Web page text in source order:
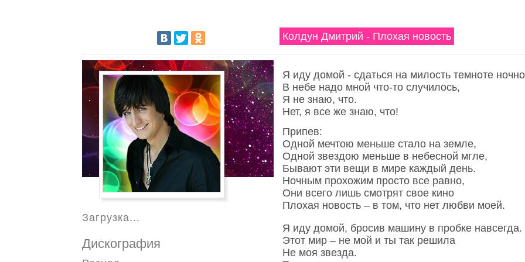
Колдун Дмитрий - Плохая новость
Я иду домой - сдаться на милость темноте
В небе надо мной что-то случилось,
Я не знаю, что.
Нет, я все же знаю, что!
Припев:
Одной мечтою меньше стало на земле,
Одной звездою меньше в небесной мгле,
Бывают эти вещи в мире каждый день.
Ночным прохожим просто все равно,
Они всего лишь смотрят свое кино
Плохая новость – в том, что нет любви моей.
Я иду домой, бросив машину в пробке навсегда.
Этот мир – не мой и ты так решила
Не моя звезда.
Загрузка...
Дискография